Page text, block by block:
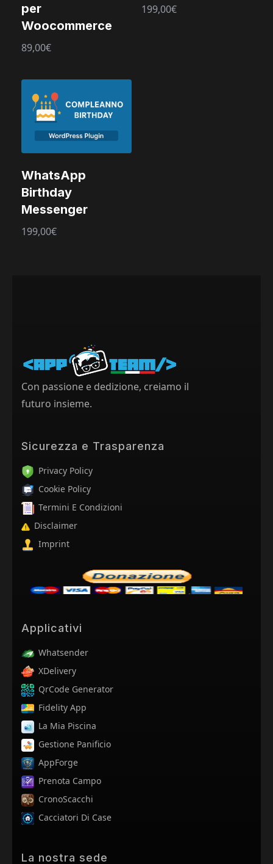
per
Woocommerce
89,00€
199,00€
WhatsApp
Birthday
Messenger
199,00€
Con passione e dedizione, creiamo il
futuro insieme.
Sicurezza e Trasparenza
Privacy Policy
Cookie Policy
Termini E Condizioni
Disclaimer
Imprint
Applicativi
Whatsender
XDelivery
QrCode Generator
Fidelity App
La Mia Piscina
Gestione Panificio
AppForge
Prenota Campo
CronoScacchi
Cacciatori Di Case
La nostra sede